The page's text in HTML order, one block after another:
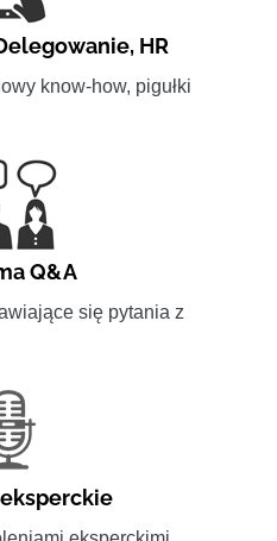
, HR
know-how, pigułki
Q&A
się pytania z